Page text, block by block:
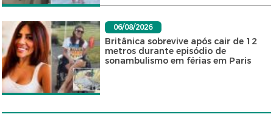
06/08/2026
Britânica sobrevive após cair de 12
metros durante episódio de
sonambulismo em férias em Paris